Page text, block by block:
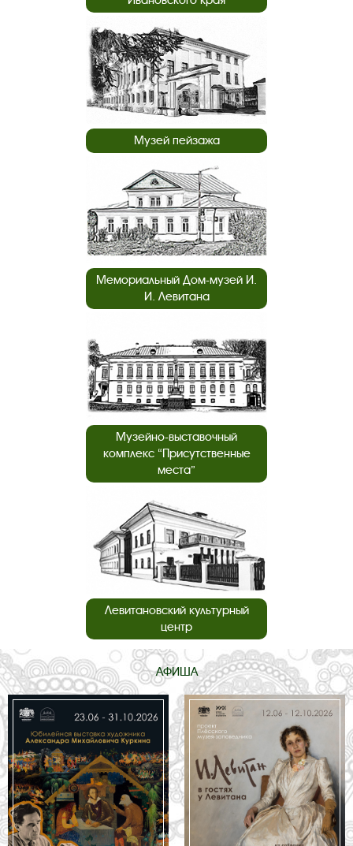
Музей пейзажа
Мемориальный Дом-музей И.
И. Левитана
Музейно-выставочный
комплекс “Присутственные
места”
Левитановский культурный
центр
АФИША